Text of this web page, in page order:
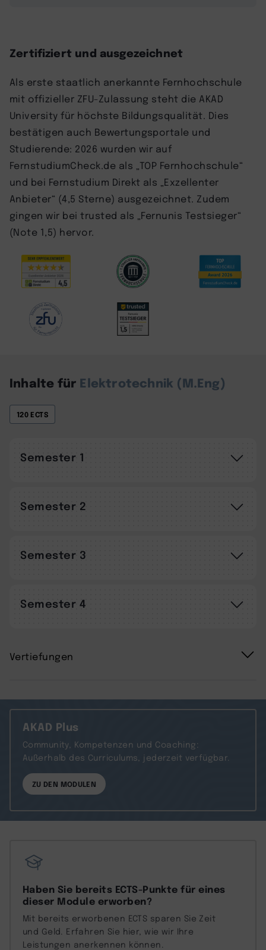
Zertifiziert und ausgezeichnet
Als erste staatlich anerkannte Fernhochschule
mit offizieller ZFU-Zulassung steht die AKAD
University für höchste Bildungsqualität. Dies
bestätigen auch Bewertungsportale und
Studierende: 2026 wurden wir auf
FernstudiumCheck.de als „TOP Fernhochschule“
und bei Fernstudium Direkt als „Exzellenter
Anbieter“ (4,5 Sterne) ausgezeichnet. Zudem
gingen wir bei trusted als „Fernunis Testsieger“
(Note 1,5) hervor.
Inhalte für Elektrotechnik (M.Eng)
120 ECTS
Semester 1
Semester 2
Semester 3
Semester 4
Vertiefungen
AKAD Plus
Community, Kompetenzen und Coaching:
Außerhalb des Curriculums, jederzeit verfügbar.
ZU DEN MODULEN
Haben Sie bereits ECTS-Punkte für eines
dieser Module erworben?
Mit bereits erworbenen ECTS sparen Sie Zeit
und Geld. Erfahren Sie hier, wie wir Ihre
Leistungen anerkennen können.